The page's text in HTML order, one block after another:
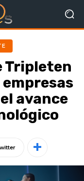
Tripleten
avance